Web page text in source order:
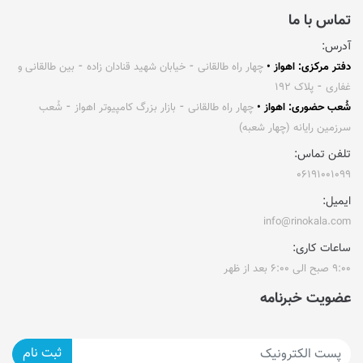
تماس با ما
آدرس:
دفتر مرکزی: اهواز • چهار راه طالقانی ⁃ خیابان شهید قنادان زاده ⁃ بین طالقانی و
غفاری ⁃ پلاک ۱۹۲
شُعب حضوری: اهواز • چهار راه طالقانی ⁃ بازار بزرگ کامپیوتر اهواز ⁃ شُعب
سرزمین رایانه (چهار شعبه)
تلفن تماس:
۰۶۱۹۱۰۰۱۰۹۹
ایمیل:
info@rinokala.com
ساعات کاری:
۹:۰۰ صبح الی ۶:۰۰ بعد از ظهر
عضویت خبرنامه
ثبت نام